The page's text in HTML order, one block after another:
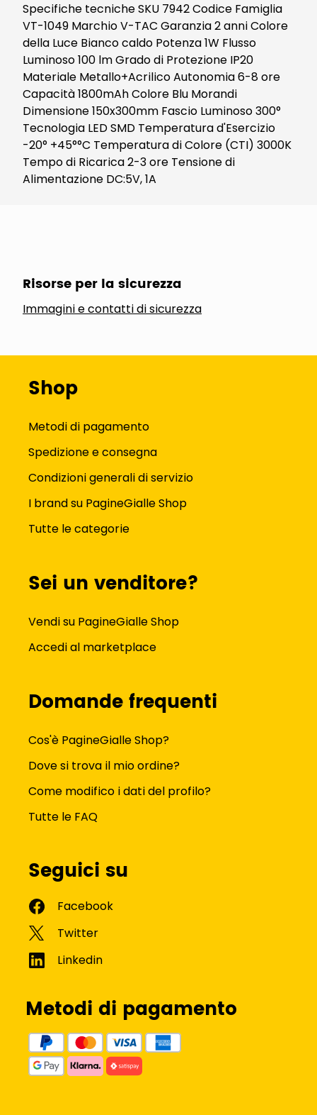
Specifiche tecniche SKU 7942 Codice Famiglia
VT-1049 Marchio V-TAC Garanzia 2 anni Colore
della Luce Bianco caldo Potenza 1W Flusso
Luminoso 100 lm Grado di Protezione IP20
Materiale Metallo+Acrilico Autonomia 6-8 ore
Capacità 1800mAh Colore Blu Morandi
Dimensione 150x300mm Fascio Luminoso 300°
Tecnologia LED SMD Temperatura d'Esercizio
-20° +45°°C Temperatura di Colore (CTI) 3000K
Tempo di Ricarica 2-3 ore Tensione di
Alimentazione DC:5V, 1A
Risorse per la sicurezza
Immagini e contatti di sicurezza
Shop
Metodi di pagamento
Spedizione e consegna
Condizioni generali di servizio
I brand su PagineGialle Shop
Tutte le categorie
Sei un venditore?
Vendi su PagineGialle Shop
Accedi al marketplace
Domande frequenti
Cos'è PagineGialle Shop?
Dove si trova il mio ordine?
Come modifico i dati del profilo?
Tutte le FAQ
Seguici su
Metodi di pagamento